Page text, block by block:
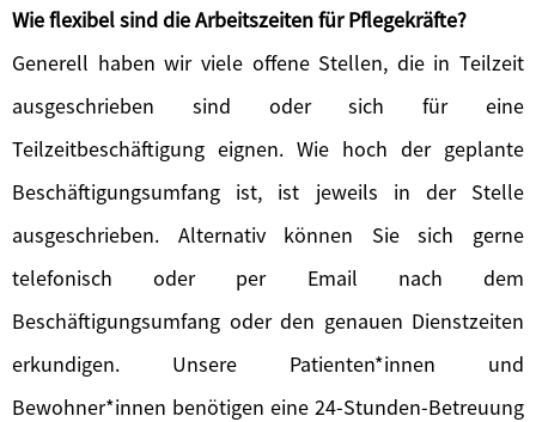
Wie flexibel sind die Arbeitszeiten für Pflegekräfte?
Generell haben wir viele offene Stellen, die in Teilzeit
ausgeschrieben sind oder sich für eine
Teilzeitbeschäftigung eignen. Wie hoch der geplante
Beschäftigungsumfang ist, ist jeweils in der Stelle
ausgeschrieben. Alternativ können Sie sich gerne
telefonisch oder per Email nach dem
Beschäftigungsumfang oder den genauen Dienstzeiten
erkundigen. Unsere Patienten*innen und
Bewohner*innen benötigen eine 24-Stunden-Betreuung